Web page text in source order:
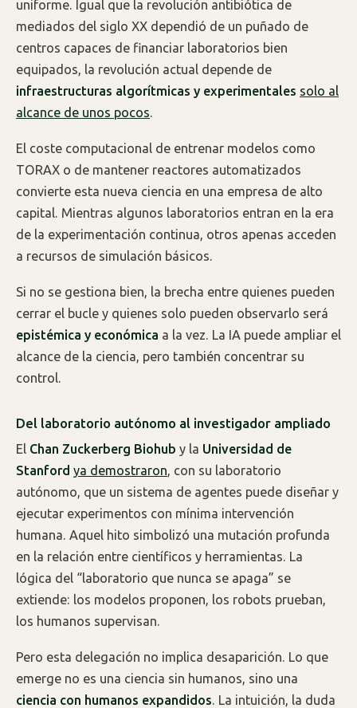
uniforme. Igual que la revolución antibiótica de
mediados del siglo XX dependió de un puñado de
centros capaces de financiar laboratorios bien
equipados, la revolución actual depende de
infraestructuras algorítmicas y experimentales solo al
alcance de unos pocos.
El coste computacional de entrenar modelos como
TORAX o de mantener reactores automatizados
convierte esta nueva ciencia en una empresa de alto
capital. Mientras algunos laboratorios entran en la era
de la experimentación continua, otros apenas acceden
a recursos de simulación básicos.
Si no se gestiona bien, la brecha entre quienes pueden
cerrar el bucle y quienes solo pueden observarlo será
epistémica y económica a la vez. La IA puede ampliar el
alcance de la ciencia, pero también concentrar su
control.
Del laboratorio autónomo al investigador ampliado
El Chan Zuckerberg Biohub y la Universidad de
Stanford ya demostraron, con su laboratorio
autónomo, que un sistema de agentes puede diseñar y
ejecutar experimentos con mínima intervención
humana. Aquel hito simbolizó una mutación profunda
en la relación entre científicos y herramientas. La
lógica del “laboratorio que nunca se apaga” se
extiende: los modelos proponen, los robots prueban,
los humanos supervisan.
Pero esta delegación no implica desaparición. Lo que
emerge no es una ciencia sin humanos, sino una
ciencia con humanos expandidos. La intuición, la duda